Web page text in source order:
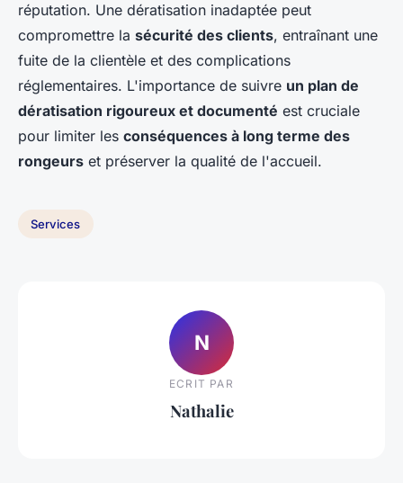
réputation. Une dératisation inadaptée peut
compromettre la sécurité des clients, entraînant une
fuite de la clientèle et des complications
réglementaires. L'importance de suivre un plan de
dératisation rigoureux et documenté est cruciale
pour limiter les conséquences à long terme des
rongeurs et préserver la qualité de l'accueil.
Services
N
ECRIT PAR
Nathalie